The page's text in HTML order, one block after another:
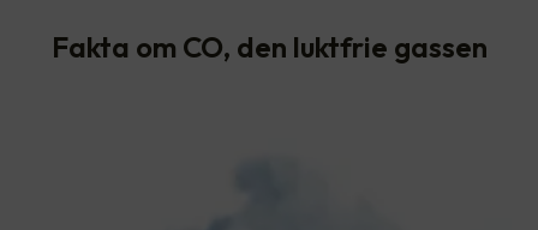
Fakta om CO, den luktfrie gassen